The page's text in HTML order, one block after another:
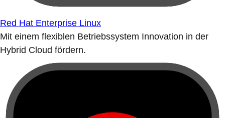
Red Hat Enterprise Linux
Mit einem flexiblen Betriebssystem Innovation in der
Hybrid Cloud fördern.